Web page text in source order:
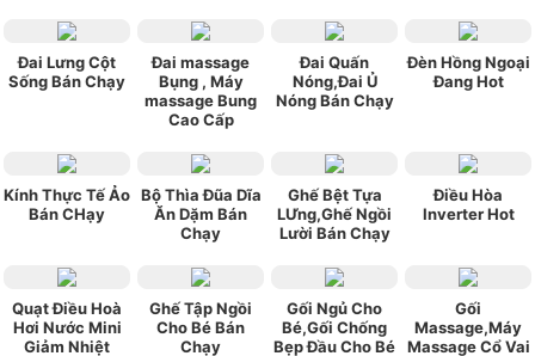
Đai Lưng Cột
Sống Bán Chạy
Đai massage
Bụng , Máy
massage Bung
Cao Cấp
Đai Quấn
Nóng,Đai Ủ
Nóng Bán Chạy
Đèn Hồng Ngoại
Đang Hot
Kính Thực Tế Ảo
Bán CHạy
Bộ Thìa Đũa Dĩa
Ăn Dặm Bán
Chạy
Ghế Bệt Tựa
LƯng,Ghế Ngồi
Lười Bán Chạy
Điều Hòa
Inverter Hot
Quạt Điều Hoà
Hơi Nước Mini
Giảm Nhiệt
Ghế Tập Ngồi
Cho Bé Bán
Chạy
Gối Ngủ Cho
Bé,Gối Chống
Bẹp Đầu Cho Bé
Gối
Massage,Máy
Massage Cổ Vai